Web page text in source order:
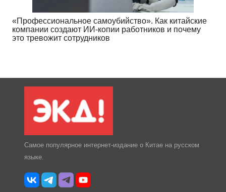
«Профессиональное самоубийство». Как китайские
компании создают ИИ-копии работников и почему
это тревожит сотрудников
Самое популярное интернет-издание о Китае на русском
языке.